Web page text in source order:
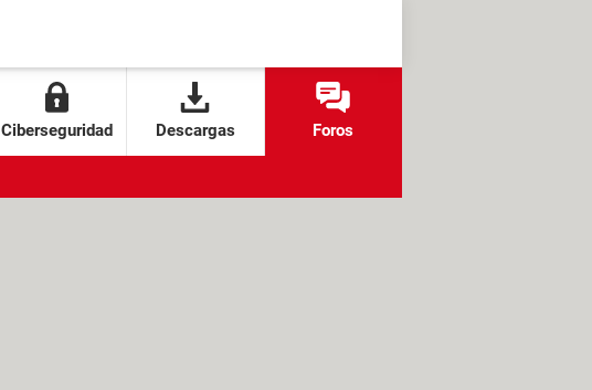
Ciberseguridad Descargas Foros